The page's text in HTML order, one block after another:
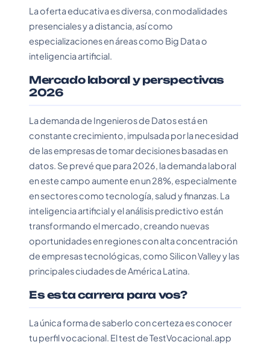
La oferta educativa es diversa, con modalidades
presenciales y a distancia, así como
especializaciones en áreas como Big Data o
inteligencia artificial.
Mercado laboral y perspectivas
2026
La demanda de Ingenieros de Datos está en
constante crecimiento, impulsada por la necesidad
de las empresas de tomar decisiones basadas en
datos. Se prevé que para 2026, la demanda laboral
en este campo aumente en un 28%, especialmente
en sectores como tecnología, salud y finanzas. La
inteligencia artificial y el análisis predictivo están
transformando el mercado, creando nuevas
oportunidades en regiones con alta concentración
de empresas tecnológicas, como Silicon Valley y las
principales ciudades de América Latina.
Es esta carrera para vos?
La única forma de saberlo con certeza es conocer
tu perfil vocacional. El test de TestVocacional.app